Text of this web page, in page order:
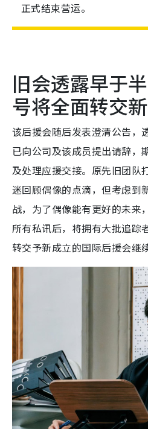
正式结束营运。
旧会透露早于
号将全面转交
该后援会随后发表澄清公告，
已向公司及该成员提出请辞，
及处理应援交接。原先旧团队
迷回顾偶像的点滴，但考虑到
战，为了偶像能有更好的未来
所有私讯后，将拥有大批追踪
转交予新成立的国际后援会继